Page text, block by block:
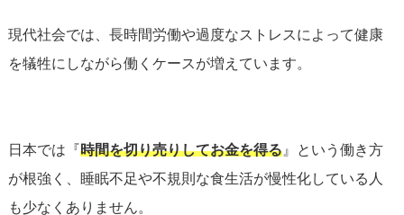
現代社会では、長時間労働や過度なストレスによって健康
を犠牲にしながら働くケースが増えています。
日本では『時間を切り売りしてお金を得る』という働き方
が根強く、睡眠不足や不規則な食生活が慢性化している人
も少なくありません。